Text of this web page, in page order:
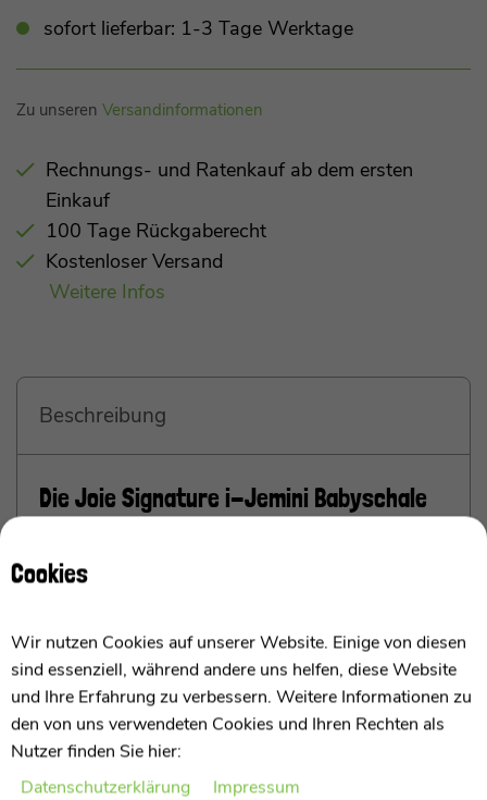
sofort lieferbar: 1-3 Tage Werktage
Zu unseren Versandinformationen
Rechnungs- und Ratenkauf ab dem ersten
Einkauf
100 Tage Rückgaberecht
Kostenloser Versand
Weitere Infos
Beschreibung
Die Joie Signature i-Jemini Babyschale
ab Geburt bis 85 cm / ca. 13 kg
Die moderne und sichere Babyschale
Ich bin die Joie i-Jemini Babyschale und transportiere
Euer Kindab Geburt bis es ca. 85 cm großist
sicher in Eurem Auto. Mit meineri-Size
Zertifizierung bin ich auf allen zugelassenen
Sitzpositionenin Eurem Fahrzeug nutzbar und
Cookies
Wir nutzen Cookies auf unserer Website. Einige von diesen
sind essenziell, während andere uns helfen, diese Website
und Ihre Erfahrung zu verbessern. Weitere Informationen zu
den von uns verwendeten Cookies und Ihren Rechten als
Nutzer finden Sie hier:
Daten­schutz­erklärung
Impressum